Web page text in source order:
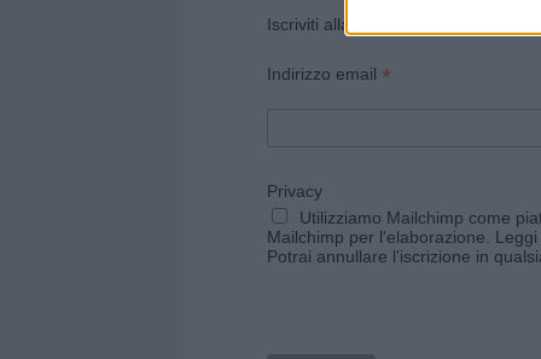
Iscriviti alla newsletter di Gallura
Indirizzo email *
Privacy
Utilizziamo Mailchimp come
Mailchimp per l'elaborazione.
Potrai annullare l'iscrizione in